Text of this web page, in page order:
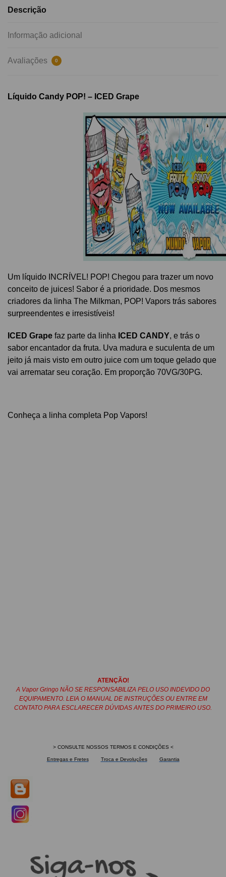
Descrição
Informação adicional
Avaliações 0
Líquido Candy POP! – ICED Grape
Um líquido INCRÍVEL! POP! Chegou para trazer um novo
conceito de juices! Sabor é a prioridade. Dos mesmos
criadores da linha The Milkman, POP! Vapors trás sabores
surpreendentes e irresistíveis!
ICED Grape faz parte da linha ICED CANDY, e trás o
sabor encantador da fruta. Uva madura e suculenta de um
jeito já mais visto em outro juice com um toque gelado que
vai arrematar seu coração. Em proporção 70VG/30PG.
Conheça a linha completa Pop Vapors!
ATENÇÃO!
A Vapor Gringo NÃO SE RESPONSABILIZA PELO USO INDEVIDO DO
EQUIPAMENTO. LEIA O MANUAL DE INSTRUÇÕES OU ENTRE EM
CONTATO PARA ESCLARECER DÚVIDAS ANTES DO PRIMEIRO USO.
> CONSULTE NOSSOS TERMOS E CONDIÇÕES <
Entregas e Fretes Troca e Devoluções Garantia